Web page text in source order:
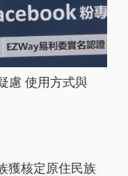
慮 使用方式與
獲核定原住民族